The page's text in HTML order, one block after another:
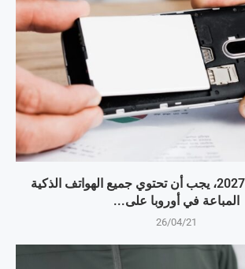
اعتبارًا من عام 2027، يجب أن تحتوي جميع الهواتف الذكية
المباعة في أوروبا على...
26/04/21